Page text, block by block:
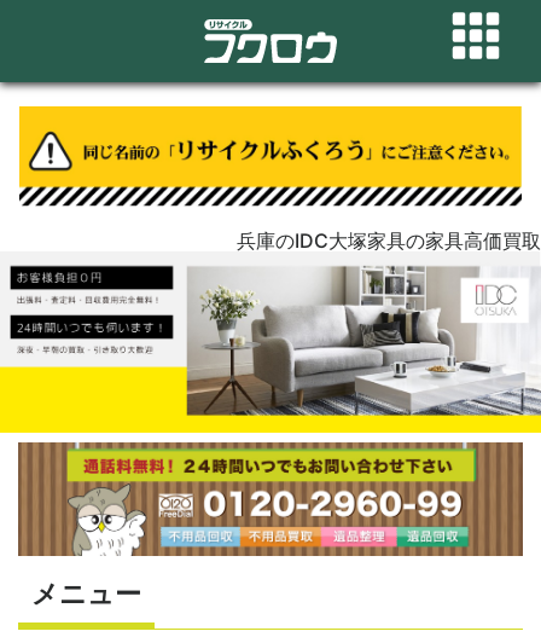
兵庫のIDC大塚家具の家具高価買取
メニュー